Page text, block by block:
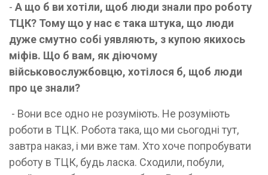
- А що б ви хотіли, щоб люди знали про роботу
ТЦК? Тому що у нас є така штука, що люди
дуже смутно собі уявляють, з купою якихось
міфів. Що б вам, як діючому
військовослужбовцю, хотілося б, щоб люди
про це знали?
- Вони все одно не розуміють. Не розуміють
роботи в ТЦК. Робота така, що ми сьогодні тут,
завтра наказ, і ми вже там. Хто хоче попробувати
роботу в ТЦК, будь ласка. Сходили, побули,